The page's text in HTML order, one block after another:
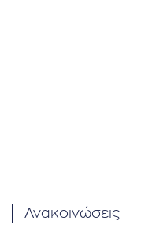
Ανακοινώσεις